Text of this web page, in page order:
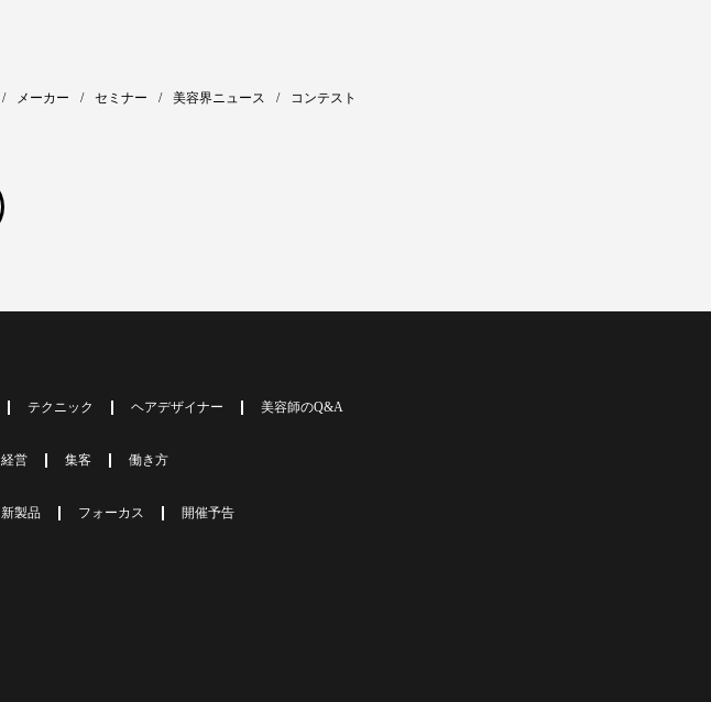
メーカー セミナー 美容界ニュース コンテスト
テクニック ヘアデザイナー 美容師のQ&A
経営 集客 働き方
新製品 フォーカス 開催予告